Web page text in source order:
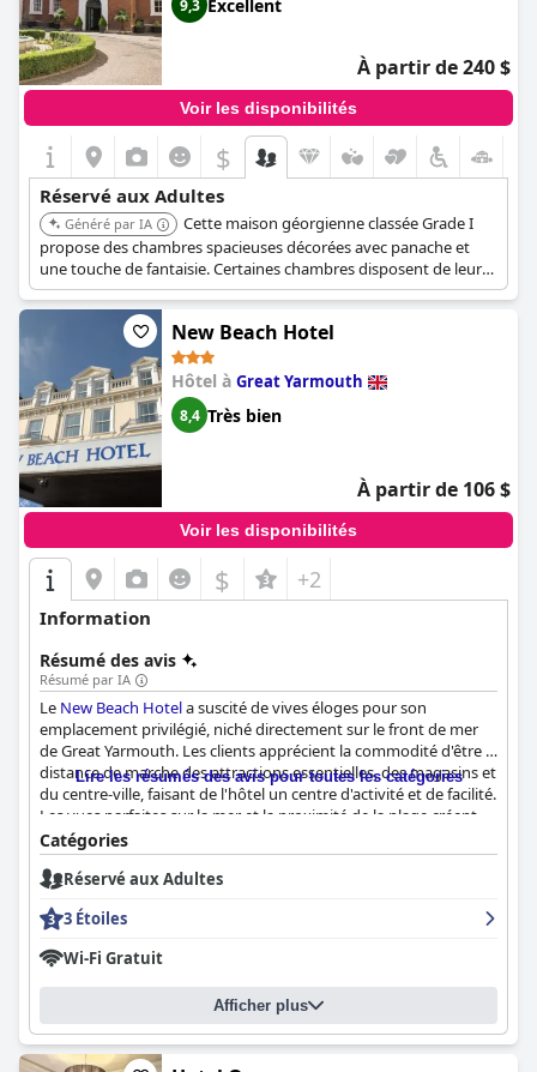
9,3 Excellent
À partir de 240 $
Voir les disponibilités
$
Réservé aux Adultes
Généré par IA
Cette maison géorgienne classée Grade I
propose des chambres spacieuses décorées avec panache et
une touche de fantaisie. Certaines chambres disposent de leur
propre jardin ou salon, offrant une expérience exclusive et
tranquille. La présence d'un restaurant et d'une école de cuisine
ajoute à son attrait pour les adultes recherchant un séjour
New Beach Hotel
Hôtel à Great Yarmouth
8,4 Très bien
À partir de 106 $
Voir les disponibilités
$ +2
Information
Résumé des avis
Résumé par IA
Le New Beach Hotela suscité de vives éloges pour son
emplacement privilégié, niché directement sur le front de mer
de Great Yarmouth. Les clients apprécient la commodité d'être à
distance de marche des attractions essentielles, des magasins et
du centre-ville, faisant de l'hôtel un centre d'activité et de facilité.
Les vues parfaites sur la mer et la proximité de la plage créent
une escapade idyllique en bord de mer qui laisse une impression
durable sur les visiteurs.
Le petit-déjeuner au
mitigées, mais dans l'ensemble, les clients le trouvent charmant
et savoureux, offrant un bon début de journée avec des options
chaudes et excellentes. Cependant, le service peut être lent et
désorganisé, ce que certains clients ont trouvé dérangeant. Les
expériences de dîner sont surtout positives, beaucoup
appréciant la nourriture agréable et excellente ainsi que les
divertissements en soirée comme les spectacles et le bingo. La
Lire les résumés des avis pour toutes les catégories
Catégories
Réservé aux Adultes
3 Étoiles
Wi-Fi Gratuit
Afficher plus